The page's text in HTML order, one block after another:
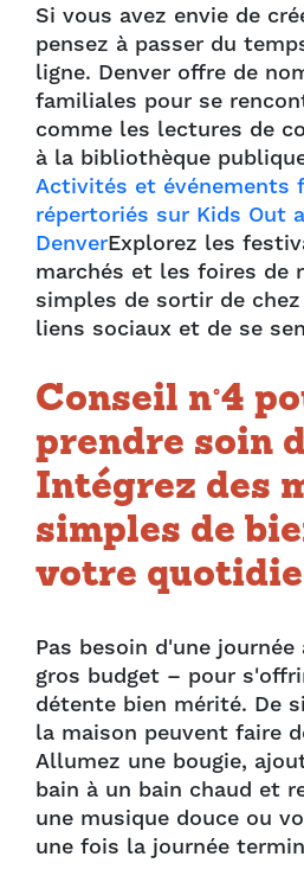
Si vous avez envie de
pensez à passer du
ligne. Denver offre de
familiales pour se
comme les lectures de
à la bibliothèque
Activités et événements
répertoriés sur Kids Out
DenverExplorez les
marchés et les foires de
simples de sortir de
liens sociaux et de se
Conseil n°4
prendre soin
Intégrez des
simples de
votre
Pas besoin d'une
gros budget – pour
détente bien mérité. De
la maison peuvent faire
Allumez une bougie,
bain à un bain chaud et
une musique douce ou
une fois la journée